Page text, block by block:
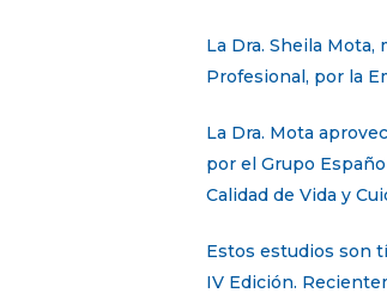
La Dra. Sheila
Profesional, por la
La Dra. Mota
por el Grupo
Calidad de Vida y
Estos estudios son
IV Edición.